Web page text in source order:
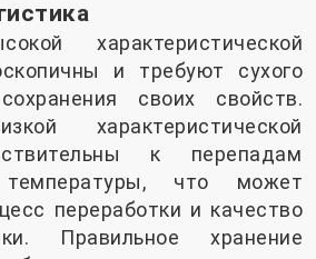
характеристической
и требуют сухого
своих свойств.
характеристической
к перепадам
что может
переработки и качество
Правильное хранение